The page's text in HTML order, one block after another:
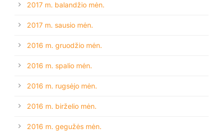
2017 m. balandžio mėn.
2017 m. sausio mėn.
2016 m. gruodžio mėn.
2016 m. spalio mėn.
2016 m. rugsėjo mėn.
2016 m. birželio mėn.
2016 m. gegužės mėn.